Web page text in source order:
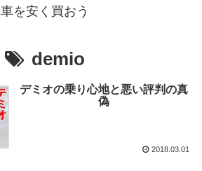
車を安く買おう
demio
デミオの乗り心地と悪い評判の真
偽
2018.03.01